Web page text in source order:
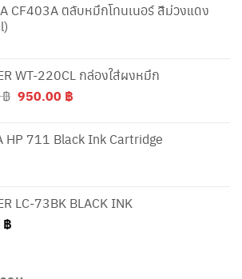
CF403A ตลับหมึกโทนเนอร์ สีม่วงแดง
WT-220CL กล่องใส่ผงหมึก
฿ Original
990.00 ฿.
950.00 ฿Current
950.00 ฿.
HP 711 Black Ink Cartridge
LC-73BK BLACK INK
฿